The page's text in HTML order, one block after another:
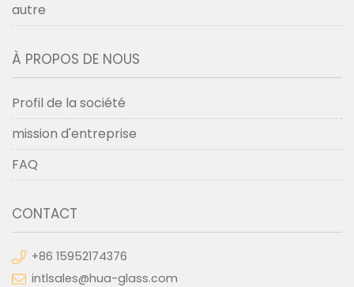
autre
À PROPOS DE NOUS
Profil de la société
mission d'entreprise
FAQ
CONTACT
+86 15952174376
intlsales@hua-glass.com